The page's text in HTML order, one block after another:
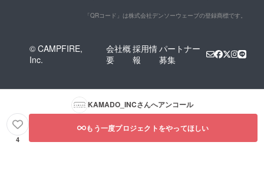
「QRコード」は株式会社デンソーウェーブの登録商標です。
© CAMPFIRE,
Inc.
会社概
要
採用情
報
パートナー
募集
KAMADO_INCさんへアンコール
4
もう一度プロジェクトをやってほしい